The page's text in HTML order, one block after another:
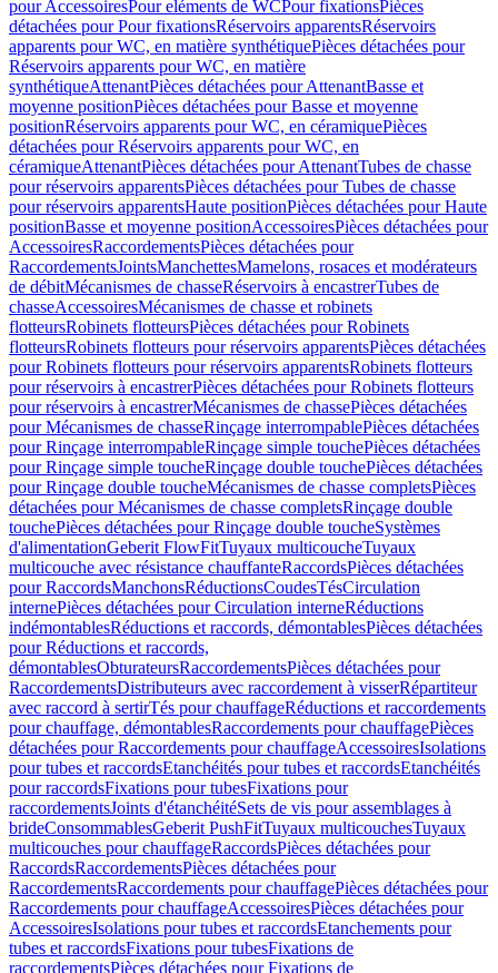
pour AccessoiresPour eléments de WCPour fixationsPièces
détachées pour Pour fixationsRéservoirs apparentsRéservoirs
apparents pour WC, en matière synthétiquePièces détachées pour
Réservoirs apparents pour WC, en matière
synthétiqueAttenantPièces détachées pour AttenantBasse et
moyenne positionPièces détachées pour Basse et moyenne
positionRéservoirs apparents pour WC, en céramiquePièces
détachées pour Réservoirs apparents pour WC, en
céramiqueAttenantPièces détachées pour AttenantTubes de chasse
pour réservoirs apparentsPièces détachées pour Tubes de chasse
pour réservoirs apparentsHaute positionPièces détachées pour Haute
positionBasse et moyenne positionAccessoiresPièces détachées pour
AccessoiresRaccordementsPièces détachées pour
RaccordementsJointsManchettesMamelons, rosaces et modérateurs
de débitMécanismes de chasseRéservoirs à encastrerTubes de
chasseAccessoiresMécanismes de chasse et robinets
flotteursRobinets flotteursPièces détachées pour Robinets
flotteursRobinets flotteurs pour réservoirs apparentsPièces détachées
pour Robinets flotteurs pour réservoirs apparentsRobinets flotteurs
pour réservoirs à encastrerPièces détachées pour Robinets flotteurs
pour réservoirs à encastrerMécanismes de chassePièces détachées
pour Mécanismes de chasseRinçage interrompablePièces détachées
pour Rinçage interrompableRinçage simple touchePièces détachées
pour Rinçage simple toucheRinçage double touchePièces détachées
pour Rinçage double toucheMécanismes de chasse completsPièces
détachées pour Mécanismes de chasse completsRinçage double
touchePièces détachées pour Rinçage double toucheSystèmes
d'alimentationGeberit FlowFitTuyaux multicoucheTuyaux
multicouche avec résistance chauffanteRaccordsPièces détachées
pour RaccordsManchonsRéductionsCoudesTésCirculation
internePièces détachées pour Circulation interneRéductions
indémontablesRéductions et raccords, démontablesPièces détachées
pour Réductions et raccords,
démontablesObturateursRaccordementsPièces détachées pour
RaccordementsDistributeurs avec raccordement à visserRépartiteur
avec raccord à sertirTés pour chauffageRéductions et raccordements
pour chauffage, démontablesRaccordements pour chauffagePièces
détachées pour Raccordements pour chauffageAccessoiresIsolations
pour tubes et raccordsEtanchéités pour tubes et raccordsEtanchéités
pour raccordsFixations pour tubesFixations pour
raccordementsJoints d'étanchéitéSets de vis pour assemblages à
brideConsommablesGeberit PushFitTuyaux multicouchesTuyaux
multicouches pour chauffageRaccordsPièces détachées pour
RaccordsRaccordementsPièces détachées pour
RaccordementsRaccordements pour chauffagePièces détachées pour
Raccordements pour chauffageAccessoiresPièces détachées pour
AccessoiresIsolations pour tubes et raccordsEtanchements pour
tubes et raccordsFixations pour tubesFixations de
raccordementsPièces détachées pour Fixations de